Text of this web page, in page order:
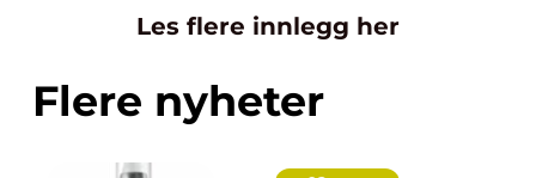
Les flere innlegg her
Flere nyheter